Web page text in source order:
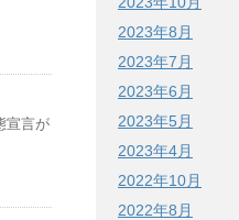
宣言が
2023年8月
2023年7月
2023年6月
2023年5月
2023年4月
2022年10月
2022年8月